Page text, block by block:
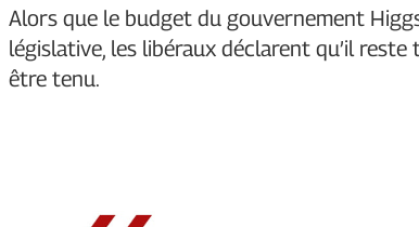
Alors que le budget du gouvernement
législative, les libéraux déclarent qu’il
être tenu.